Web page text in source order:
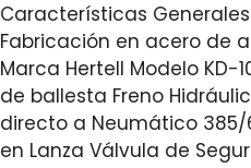
Características
Fabricación en acero de
Marca Hertell Modelo KD-
de ballesta Freno
directo a Neumático 385/
en Lanza Válvula de